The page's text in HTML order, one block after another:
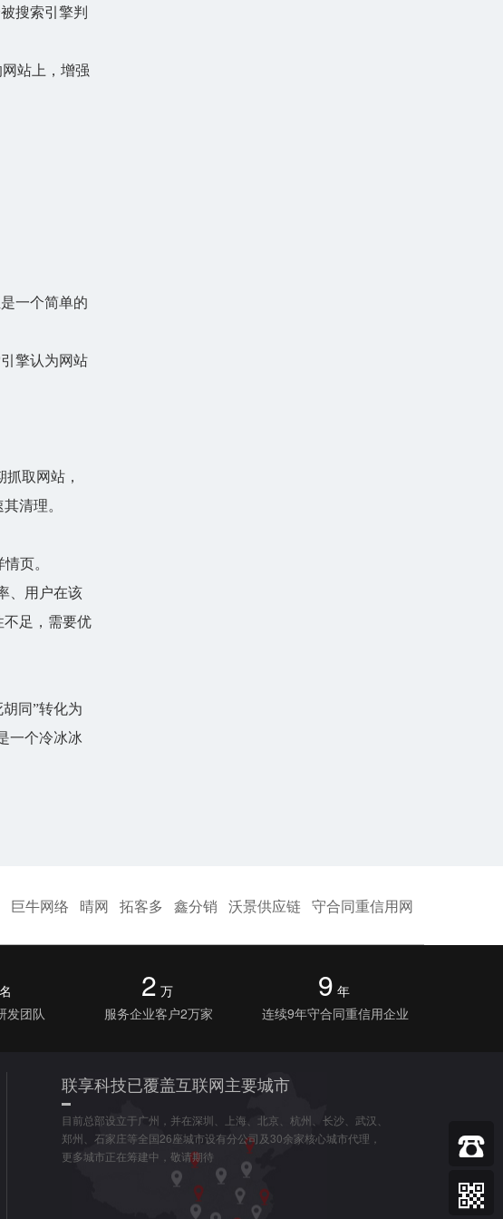
搜索引擎判
站上，增强
一个简单的
擎认为网站
抓取网站，
清理。
页。
、用户在该
足，需要优
同”转化为
一个冷冰冰
巨牛网络 晴网 拓客多 鑫分销 沃景供应链 守合同重信用网
名
发团队
2 万
服务企业客户2万家
9 年
连续9年守合同重信用企业
联享科技已覆盖互联网主要城市
目前总部设立于广州，并在深圳、上海、北京、杭州、长沙、武汉、
郑州、石家庄等全国26座城市设有分公司及30余家核心城市代理，
更多城市正在筹建中，敬请期待